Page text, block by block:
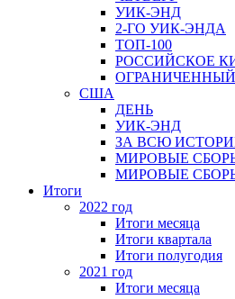
УИК-ЭНД
2-ГО УИК-ЭНДА
ТОП-100
РОССИЙСКОЕ
США
ДЕНЬ
УИК-ЭНД
ЗА ВСЮ
МИРОВЫЕ
МИРОВЫЕ
Итоги
2022 год
Итоги месяца
Итоги квартала
Итоги полугодия
2021 год
Итоги месяца